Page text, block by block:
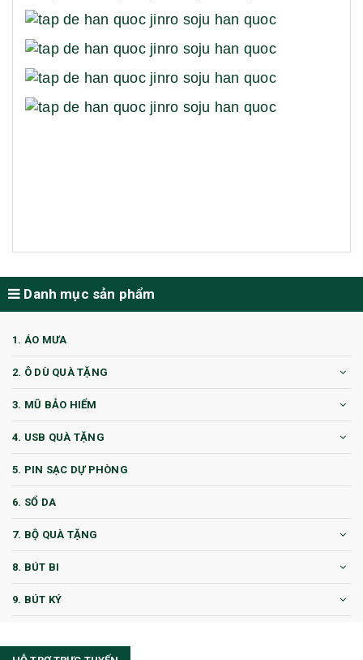
Danh mục sản phẩm
1. ÁO MƯA
2. Ô DÙ QUÀ TẶNG
3. MŨ BẢO HIỂM
4. USB QUÀ TẶNG
5. PIN SẠC DỰ PHÒNG
6. SỔ DA
7. BỘ QUÀ TẶNG
8. BÚT BI
9. BÚT KÝ